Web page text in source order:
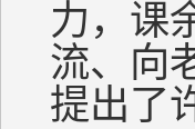
力，课
流、向
提出了